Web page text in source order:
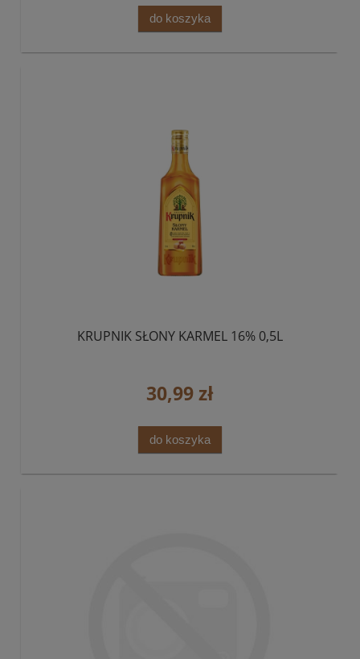
do koszyka
KRUPNIK SŁONY KARMEL 16% 0,5L
30,99 zł
do koszyka